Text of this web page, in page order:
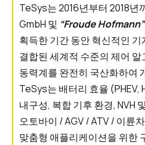
TeSys는 2016년부터 2018년
GmbH 및 “Froude Hofmann”
획득한 기간 동안 혁신적인
결합된 세계적 수준의 제어
동력계를 완전히 국산화하여
TeSys는 배터리 효율 (PHEV,
내구성, 복합 기후 환경, NVH
오토바이 / AGV / ATV / 이륜
맞춤형 애플리케이션을 위한